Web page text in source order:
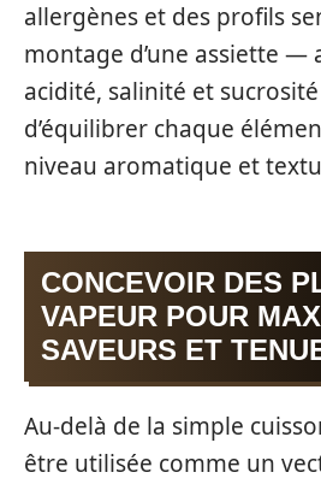
allergènes et des profils
montage d’une assiette —
acidité, salinité et
d’équilibrer chaque
niveau aromatique et
CONCEVOIR DES
VAPEUR POUR
SAVEURS ET
Au-delà de la simple
être utilisée comme un